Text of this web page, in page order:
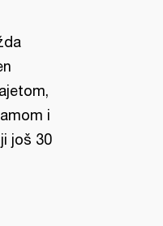
i
još 30